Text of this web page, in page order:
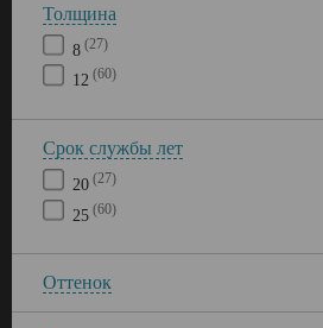
Толщина
8 (27)
12 (60)
Срок службы лет
20 (27)
25 (60)
Оттенок